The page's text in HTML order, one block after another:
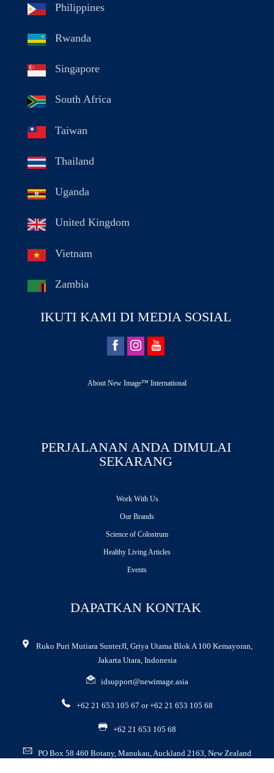
Philippines
Rwanda
Singapore
South Africa
Taiwan
Thailand
Uganda
United Kingdom
Vietnam
Zambia
IKUTI KAMI DI MEDIA SOSIAL
About New Image™ International
PERJALANAN ANDA DIMULAI
SEKARANG
Work With Us
Our Brands
Science of Colostrum
Healthy Living Articles
Events
DAPATKAN KONTAK
Ruko Puri Mutiara SunterJI, Griya Utama Blok A 100 Kemayoran,
Jakarta Utara, Indonesia
idsupport@newimage.asia
+62 21 653 105 67 or +62 21 653 105 68
+62 21 653 105 68
PO Box 58 460 Botany, Manukau, Auckland 2163, New Zealand